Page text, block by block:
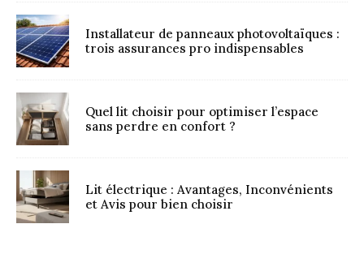
Installateur de panneaux photovoltaïques :
trois assurances pro indispensables
Quel lit choisir pour optimiser l’espace
sans perdre en confort ?
Lit électrique : Avantages, Inconvénients
et Avis pour bien choisir